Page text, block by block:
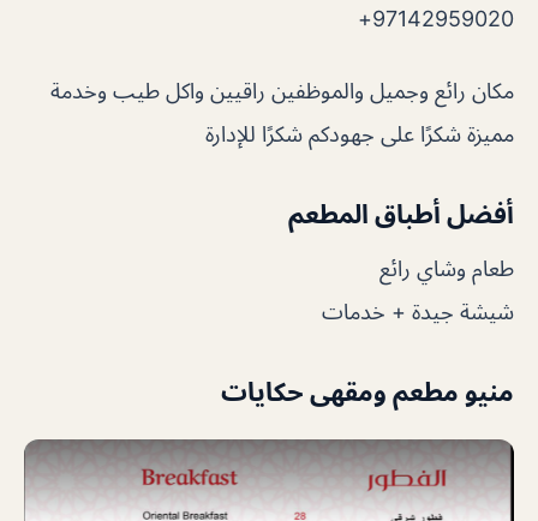
97142959020+
مكان رائع وجميل والموظفين راقيين واكل طيب وخدمة
مميزة شكرًا على جهودكم شكرًا للإدارة
أفضل أطباق المطعم
طعام وشاي رائع
شيشة جيدة + خدمات
منيو مطعم ومقهى حكايات